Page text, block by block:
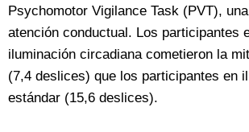
Psychomotor Vigilance Task (PVT),
atención conductual. Los participantes
iluminación circadiana cometieron la
(7,4 deslices) que los participantes en
estándar (15,6 deslices).